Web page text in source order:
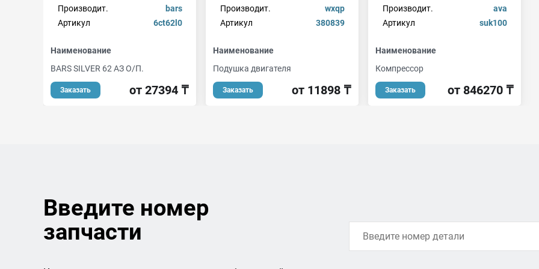
Производит.
bars
Артикул
6ct62l0
Наименование
BARS SILVER 62 АЗ О/П.
Заказать от 27394 ₸
Производит.
wxqp
Артикул
380839
Наименование
Подушка двигателя
Заказать от 11898 ₸
Производит.
ava
Артикул
suk100
Наименование
Компрессор
Заказать от 846270 ₸
Введите номер
запчасти